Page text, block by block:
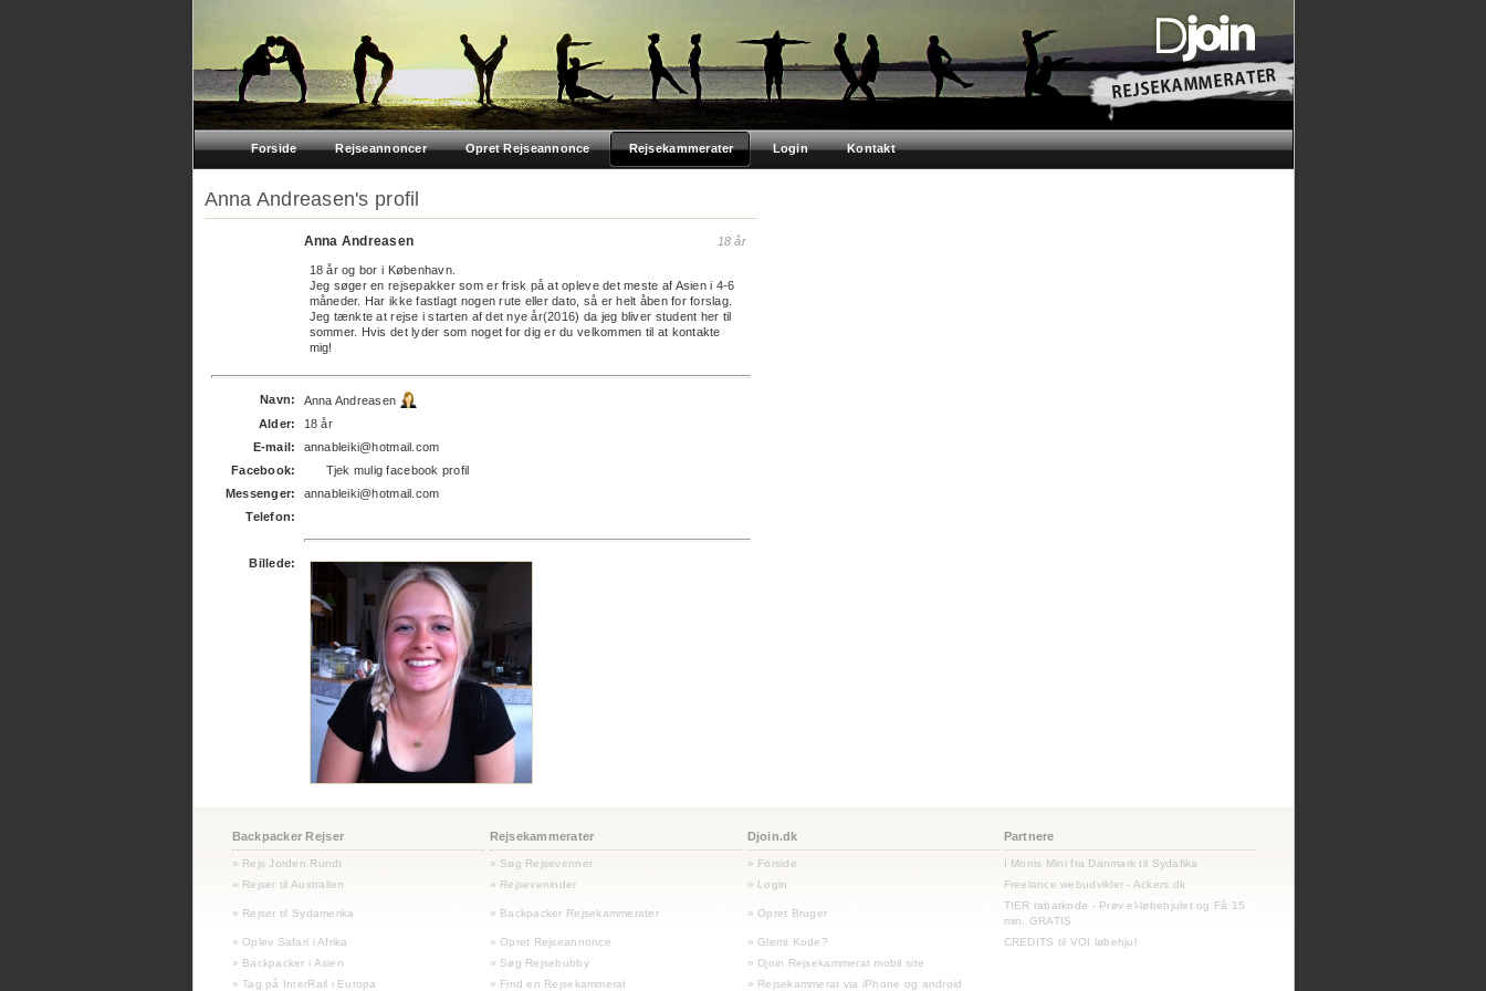
Forside Rejseannoncer Opret Rejseannonce Rejsekammerater Login Kontakt
Anna Andreasen's profil
Anna Andreasen 18 år
18 år og bor i København.
Jeg søger en rejsepakker som er frisk på at opleve det meste af Asien i 4-6
måneder. Har ikke fastlagt nogen rute eller dato, så er helt åben for forslag.
Jeg tænkte at rejse i starten af det nye år(2016) da jeg bliver student her til
sommer. Hvis det lyder som noget for dig er du velkommen til at kontakte
mig!
Navn:
Anna Andreasen
Alder:
18 år
E-mail:
annableiki@hotmail.com
Facebook:
Tjek mulig facebook profil
Messenger:
annableiki@hotmail.com
Telefon:
Billede:
Backpacker Rejser Rejsekammerater Djoin.dk Partnere
» Rejs Jorden Rundt » Søg Rejsevenner » Forside
I Morris Mini fra Danmark til Sydafika
» Rejser til Australien
» Rejseveninder » Login Freelance webudvikler - Ackers.dk
» Rejser til Sydamerika » Backpacker Rejsekammerater » Opret Bruger
TIER rabatkode - Prøv el-løbehjulet og Få 15
min. GRATIS
» Oplev Safari i Afrika
» Opret Rejseannonce » Glemt Kode?
CREDITS til VOI løbehjul
» Backpacker i Asien
» Søg Rejsebubby
» Djoin Rejsekammerat mobil site
» Tag på InterRail i Europa
» Find en Rejsekammerat » Rejsekammerat via iPhone og android